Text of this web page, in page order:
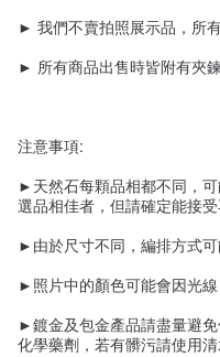
► 我們不賣拍照展示品，所
► 所有商品出售時皆附有夾
注意事項:
►天然石每顆品相都不同，
選品相佳者，但請確定能接
►由於尺寸不同，編排方式
►照片中的顏色可能會因光
►鍍金及包金產品請盡量避
化學藥劑，若有髒污請使用